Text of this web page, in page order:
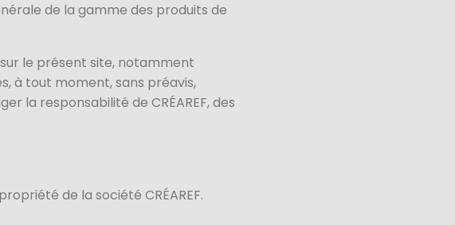
de la gamme des produits de
le présent site, notamment
à tout moment, sans préavis,
la responsabilité de CRÉAREF, des
de la société CRÉAREF.